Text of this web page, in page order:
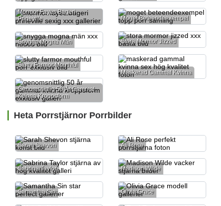
Moget Beteendeexempel
Mormor Fayes Bageri
Prineville
Stora Mormor Jizzed
Snygga Mogna Män
Maskerad Gammal Kvinna
Slutty Farmor Mouthful
Genomsnittlig 50 År Gammal
Kvinna Kroppsform
Heta Porrstjärnor Porrbilder
Sarah Shevon Ali Rose
Sabrina Taylor Madison Wilde
Samantha Sin Olivia Grace